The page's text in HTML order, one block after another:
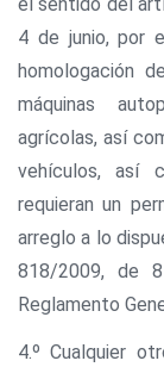
4 de junio, por
homologación
máquinas
agrícolas, así
vehículos, así
requieran un
arreglo a lo
818/2009, de
Reglamento
4.º Cualquier